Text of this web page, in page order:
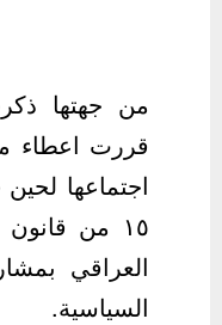
من جهتها
قررت اعطاء
اجتماعها
١٥ من
العراقي
السياسية.